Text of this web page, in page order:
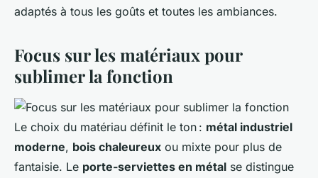
adaptés à tous les goûts et toutes les ambiances.
Focus sur les matériaux pour
sublimer la fonction
Le choix du matériau définit le ton : métal industriel
moderne, bois chaleureux ou mixte pour plus de
fantaisie. Le porte-serviettes en métal se distingue